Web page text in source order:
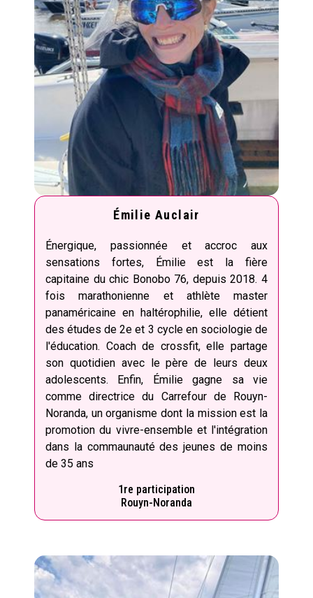
Émilie Auclair
Énergique, passionnée et accroc aux
sensations fortes, Émilie est la fière
capitaine du chic Bonobo 76, depuis 2018. 4
fois marathonienne et athlète master
panaméricaine en haltérophilie, elle détient
des études de 2e et 3 cycle en sociologie de
l'éducation. Coach de crossfit, elle partage
son quotidien avec le père de leurs deux
adolescents. Enfin, Émilie gagne sa vie
comme directrice du Carrefour de Rouyn-
Noranda, un organisme dont la mission est la
promotion du vivre-ensemble et l'intégration
dans la commaunauté des jeunes de moins
de 35 ans
1re participation
Rouyn-Noranda